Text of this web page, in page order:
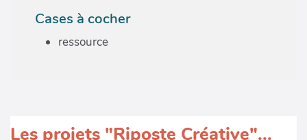
Cases à cocher
ressource